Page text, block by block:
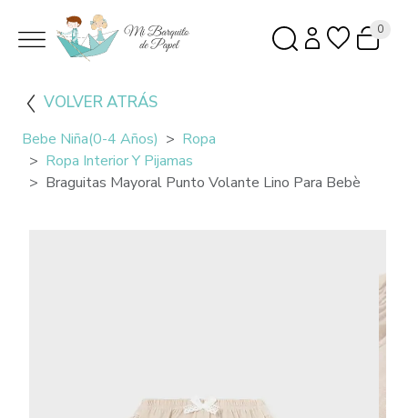
0
VOLVER ATRÁS
Bebe Niña(0-4 Años)
Ropa
Ropa Interior Y Pijamas
Braguitas Mayoral Punto Volante Lino Para Bebè